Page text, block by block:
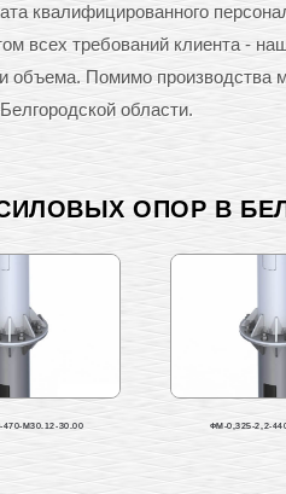
квалифицированного
всех требований клиента -
объема. Помимо производства
области.
ОПОР В
М30.12-30.00 ФМ-0,325-2,2-